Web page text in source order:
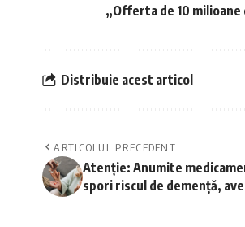
„Offerta de 10
Distribuie acest articol
ARTICOLUL PRECEDENT
Atenție: Anumite
spori riscul de demență,